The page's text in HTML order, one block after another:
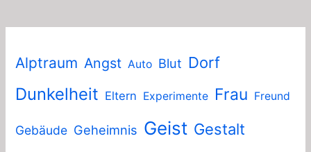
Alptraum Angst Auto Blut Dorf
Dunkelheit Eltern Experimente Frau Freund
Gebäude Geheimnis Geist Gestalt